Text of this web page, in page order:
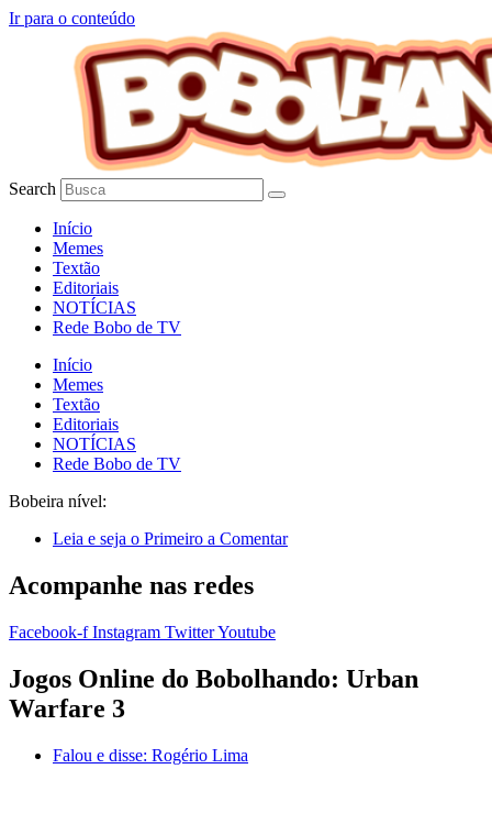
Ir para o conteúdo
Search
Início
Memes
Textão
Editoriais
NOTÍCIAS
Rede Bobo de TV
Início
Memes
Textão
Editoriais
NOTÍCIAS
Rede Bobo de TV
Bobeira nível:
Leia e seja o Primeiro a Comentar
Acompanhe nas redes
Facebook-f Instagram TwitterYoutube
Jogos Online do Bobolhando: Urban
Warfare 3
Falou e disse: Rogério Lima